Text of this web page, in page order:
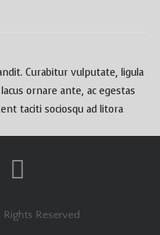
Curabitur vulputate, ligula
ornare ante, ac egestas
taciti sociosqu ad litora
Rights Reserved